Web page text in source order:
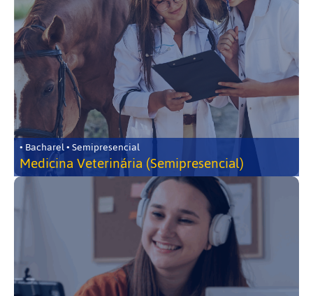
• Bacharel • Semipresencial
Medicina Veterinária (Semipresencial)